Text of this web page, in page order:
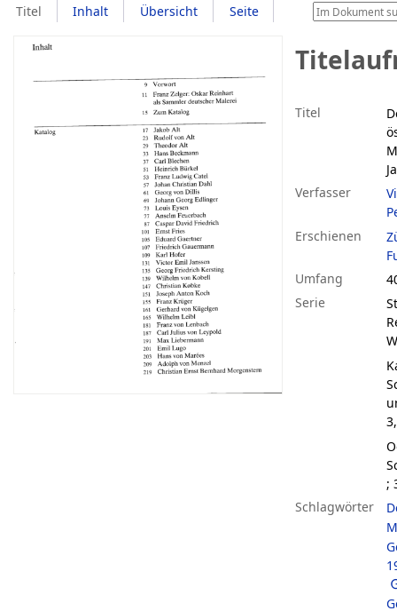
Titel Inhalt Übersicht Seite
Titel
Verfasser
Erschienen
Umfang
Serie
;
Schlagwörter